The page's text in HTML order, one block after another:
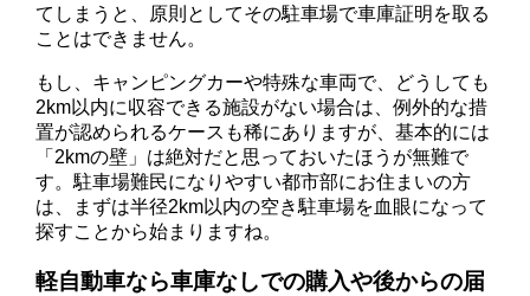
てしまうと、原則としてその駐車場で車庫証明を取る
ことはできません。
もし、キャンピングカーや特殊な車両で、どうしても
2km以内に収容できる施設がない場合は、例外的な措
置が認められるケースも稀にありますが、基本的には
「2kmの壁」は絶対だと思っておいたほうが無難で
す。駐車場難民になりやすい都市部にお住まいの方
は、まずは半径2km以内の空き駐車場を血眼になって
探すことから始まりますね。
軽自動車なら車庫なしでの購入や後からの届